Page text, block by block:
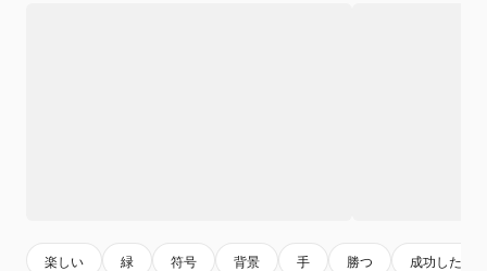
楽しい 緑 符号 背景 手 勝つ 成功した